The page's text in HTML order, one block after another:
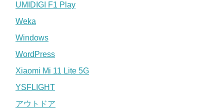
UMIDIGI F1 Play
Weka
Windows
WordPress
Xiaomi Mi 11 Lite 5G
YSFLIGHT
アウトドア